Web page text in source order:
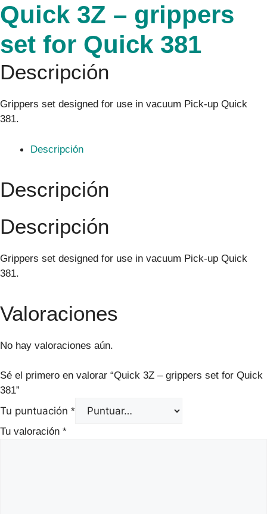
Quick 3Z – grippers
set for Quick 381
Descripción
Grippers set designed for use in vacuum Pick-up Quick
381.
Descripción
Descripción
Descripción
Grippers set designed for use in vacuum Pick-up Quick
381.
Valoraciones
No hay valoraciones aún.
Sé el primero en valorar “Quick 3Z – grippers set for Quick
381”
Tu puntuación *
Tu valoración *